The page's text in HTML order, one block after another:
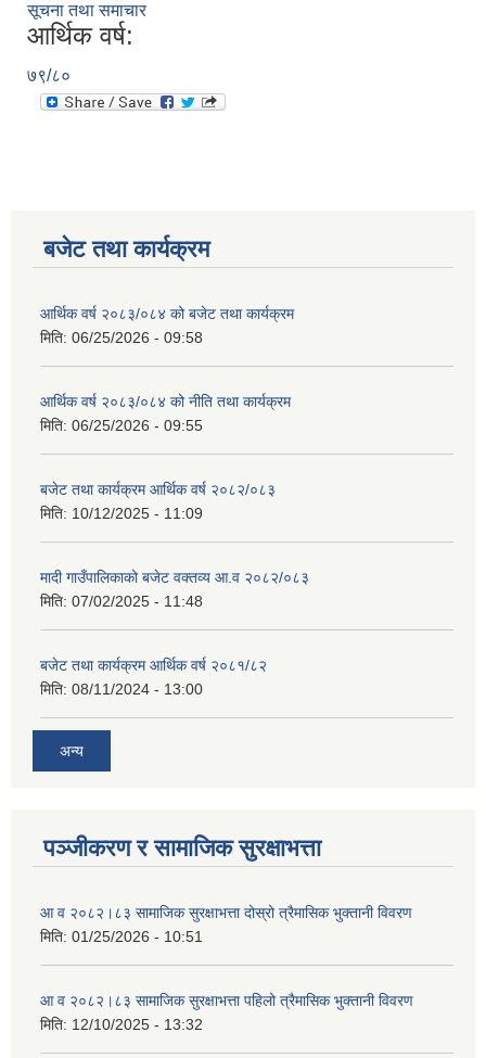
सूचना तथा समाचार
आर्थिक वर्ष:
७९/८०
बजेट तथा कार्यक्रम
आर्थिक वर्ष २०८३/०८४ को बजेट तथा कार्यक्रम
मिति: 06/25/2026 - 09:58
आर्थिक वर्ष २०८३/०८४ को नीति तथा कार्यक्रम
मिति: 06/25/2026 - 09:55
बजेट तथा कार्यक्रम आर्थिक वर्ष २०८२/०८३
मिति: 10/12/2025 - 11:09
मादी गाउँपालिकाको बजेट वक्तव्य आ.व २०८२/०८३
मिति: 07/02/2025 - 11:48
बजेट तथा कार्यक्रम आर्थिक वर्ष २०८१/८२
मिति: 08/11/2024 - 13:00
अन्य
पञ्जीकरण र सामाजिक सुरक्षाभत्ता
आ व २०८२।८३ सामाजिक सुरक्षाभत्ता दोस्रो त्रैमासिक भुक्तानी विवरण
मिति: 01/25/2026 - 10:51
आ व २०८२।८३ सामाजिक सुरक्षाभत्ता पहिलो त्रैमासिक भुक्तानी विवरण
मिति: 12/10/2025 - 13:32